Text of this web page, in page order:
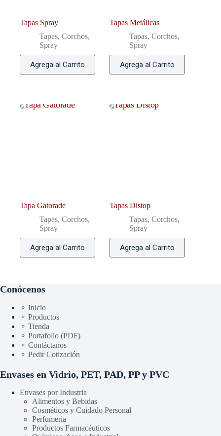
Tapas Spray
Tapas, Corchos,
Spray
Agrega al Carrito
Tapas Metálicas
Tapas, Corchos,
Spray
Agrega al Carrito
Tapa Gatorade
Tapas, Corchos,
Spray
Agrega al Carrito
Tapas Distop
Tapas, Corchos,
Spray
Agrega al Carrito
Conócenos
⚬ Inicio
⚬ Productos
⚬ Tienda
⚬ Portafolio (PDF)
⚬ Contáctanos
⚬ Pedir Cotización
Envases en Vidrio, PET, PAD, PP y PVC
Envases por Industria
Alimentos y Bebidas
Cosméticos y Cuidado Personal
Perfumería
Productos Farmacéuticos